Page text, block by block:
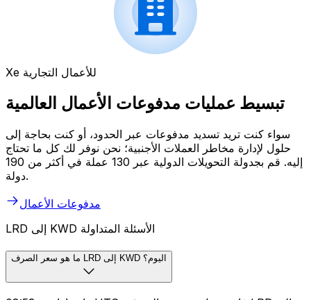
Xe للأعمال التجارية
تبسيط عمليات مدفوعات الأعمال العالمية
سواء كنت تريد تسديد مدفوعات عبر الحدود، أو كنت بحاجة إلى
حلول لإدارة مخاطر العملات الأجنبية؛ نحن نوفر لك كل ما تحتاج
إليه. قم بجدولة التحويلات الدولية عبر 130 عملة في أكثر من 190
دولة.
مدفوعات الأعمال
LRD إلى KWD الأسئلة المتداولة
ما هو سعر الصرف LRD إلى KWD اليوم؟